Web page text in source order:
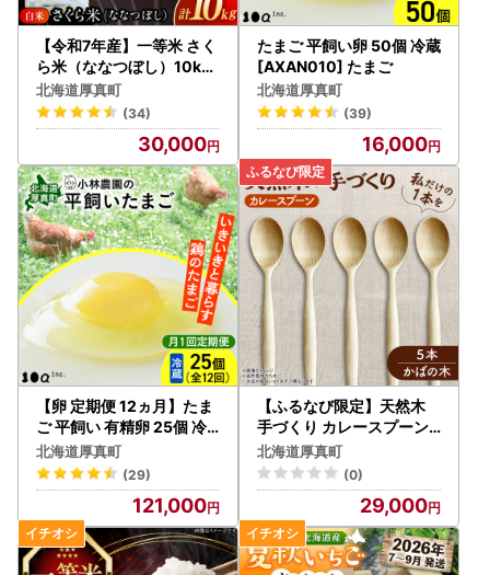
【令和7年産】一等米 さく
ら米（ななつぼし）10kg
北海道米 コメ [AXAB025
]
北海道厚真町
(34)
30,000
たまご 平飼い卵 50個 冷蔵
[AXAN010] たまご
北海道厚真町
(39)
16,000
【卵 定期便 12ヵ月】たま
ご 平飼い 有精卵 25個 冷
蔵 [AXAN006]
北海道厚真町
(29)
121,000
【ふるなび限定】天然木
手づくり カレースプーン
5本セット かばの木 [AXA
U009] FN-Limited-VO
北海道厚真町
(0)
29,000